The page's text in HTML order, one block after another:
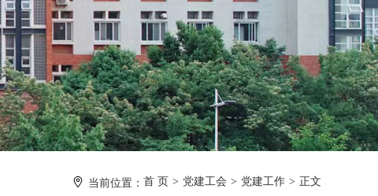
当前位置： 首 页 党建工会 党建工作 正文